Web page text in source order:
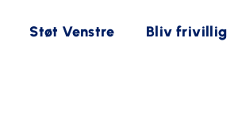
Støt Venstre Bliv frivillig